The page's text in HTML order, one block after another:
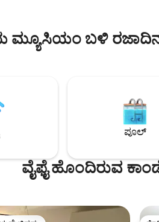
ಮ್ಯೂಸಿಯಂ ಬಳಿ
ಪೂಲ್
ವೈಫೈ ಹೊಂದಿರುವ